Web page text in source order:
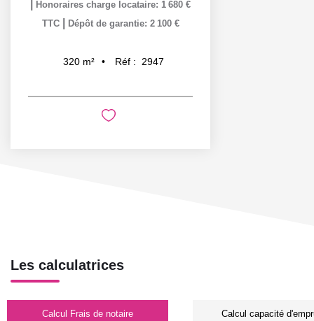
Honoraires charge locataire: 1 680 €
TTC
Dépôt de garantie: 2 100 €
320 m² Réf : 2947
Les calculatrices
Calcul Frais de notaire Calcul capacité